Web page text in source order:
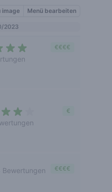
image Menü bearbeiten
2023
€€€€
€
Bewertungen €€€€